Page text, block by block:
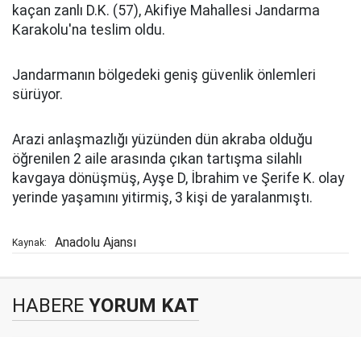
kaçan zanlı D.K. (57), Akifiye Mahallesi Jandarma
Karakolu'na teslim oldu.
Jandarmanın bölgedeki geniş güvenlik önlemleri
sürüyor.
Arazi anlaşmazlığı yüzünden dün akraba olduğu
öğrenilen 2 aile arasında çıkan tartışma silahlı
kavgaya dönüşmüş, Ayşe D, İbrahim ve Şerife K. olay
yerinde yaşamını yitirmiş, 3 kişi de yaralanmıştı.
Kaynak: Anadolu Ajansı
HABERE YORUM KAT